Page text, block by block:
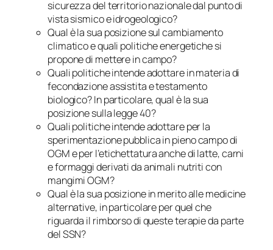
sicurezza del territorio nazionale dal punto di
vista sismico e idrogeologico?
Qual è la sua posizione sul cambiamento
climatico e quali politiche energetiche si
propone di mettere in campo?
Quali politiche intende adottare in materia di
fecondazione assistita e testamento
biologico? In particolare, qual è la sua
posizione sulla legge 40?
Quali politiche intende adottare per la
sperimentazione pubblica in pieno campo di
OGM e per l’etichettatura anche di latte, carni
e formaggi derivati da animali nutriti con
mangimi OGM?
Qual è la sua posizione in merito alle medicine
alternative, in particolare per quel che
riguarda il rimborso di queste terapie da parte
del SSN?